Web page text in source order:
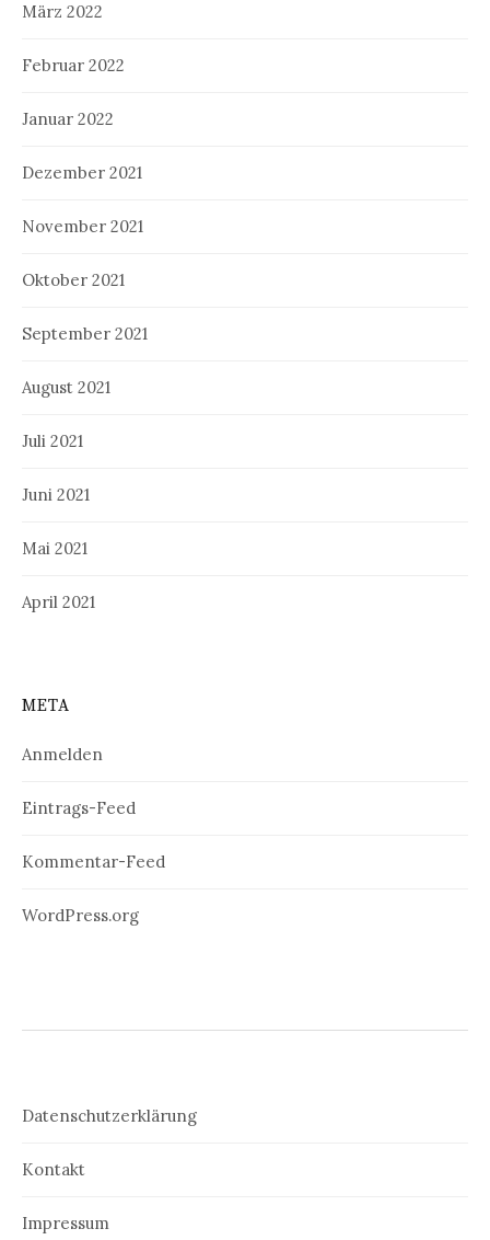
März 2022
Februar 2022
Januar 2022
Dezember 2021
November 2021
Oktober 2021
September 2021
August 2021
Juli 2021
Juni 2021
Mai 2021
April 2021
META
Anmelden
Eintrags-Feed
Kommentar-Feed
WordPress.org
Datenschutzerklärung
Kontakt
Impressum